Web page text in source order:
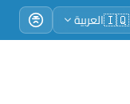
🇮🇶العربية